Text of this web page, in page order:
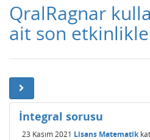
QralRagnar
ait son
İntegral sorusu
23 Kasım 2021 Lisans Matematik